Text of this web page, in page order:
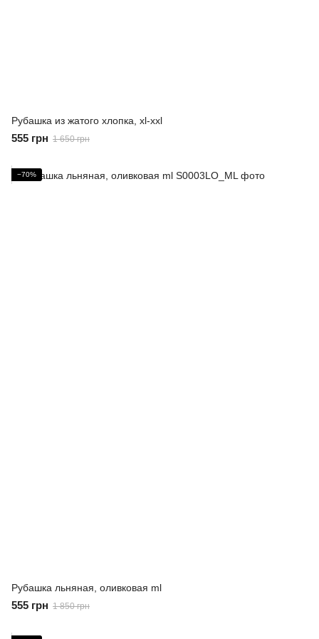
Рубашка из жатого хлопка, xl-xxl
555 грн 1 650 грн
−70%
Рубашка льняная, оливковая ml
555 грн 1 850 грн